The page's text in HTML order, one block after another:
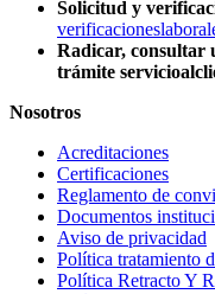
Solicitud y
Radicar, consultar
trámite
Nosotros
Acreditaciones
Certificaciones
Reglamento de
Documentos
Aviso de privacidad
Política tratamiento
Política Retracto Y